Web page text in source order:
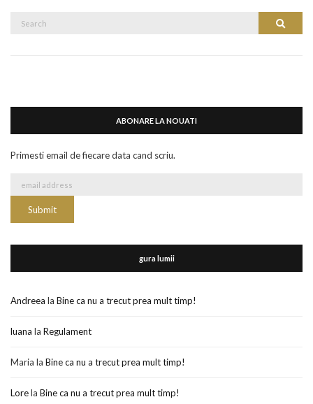
Search
ABONARE LA NOUATI
Primesti email de fiecare data cand scriu.
gura lumii
Andreea la Bine ca nu a trecut prea mult timp!
luana la Regulament
Maria la Bine ca nu a trecut prea mult timp!
Lorela Bine ca nu a trecut prea mult timp!